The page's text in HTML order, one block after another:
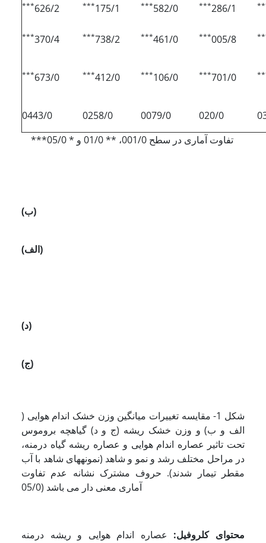
***626/2 ***175/1 ***582/0 ***286/1
***370/4 ***738/2 ***461/0 ***005/8
***673/0 ***412/0 ***106/0 ***701/0
0443/0 0258/0 0079/0 020/0
***تفاوت آماری در سطح 001/0، ** 01/0 و * 05/0
(ب)
(الف)
(د)
(ج)
شکل 1- مقایسه تغییرات میانگین وزن خشک اندام هوایی (
الف و ب) و وزن خشک ریشه (ج و د) گیاهچه بروموس
تحت تاثیر عصاره اندام هوایی و عصاره ریشه گیاه درمنه،
در مراحل مختلف رشد و نمو و شاهد (نمونه­های شاهد با آب
مقطر تیمار شدند). حروف مشترک نشانه عدم تفاوت
آماری معنی دار می باشد (05/0
محتوای کلروفیل: عصاره اندام هوایی و ریشه درمنه